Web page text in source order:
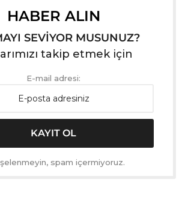
HABER ALIN
SEVİYOR MUSUNUZ?
takip etmek için
E-mail adresi:
spam içermiyoruz.